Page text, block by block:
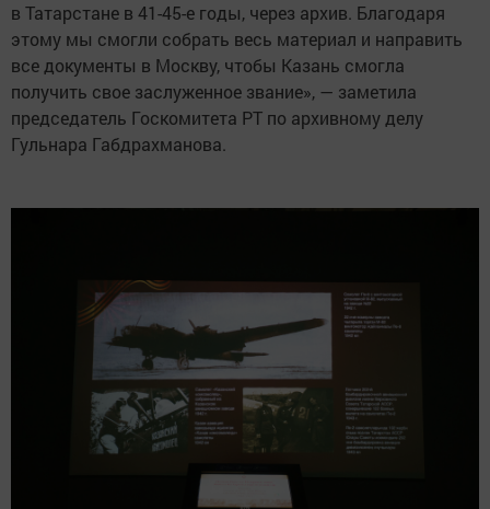
в Татарстане в 41-45-е годы, через архив. Благодаря
этому мы смогли собрать весь материал и направить
все документы в Москву, чтобы Казань смогла
получить свое заслуженное звание», — заметила
председатель Госкомитета РТ по архивному делу
Гульнара Габдрахманова.